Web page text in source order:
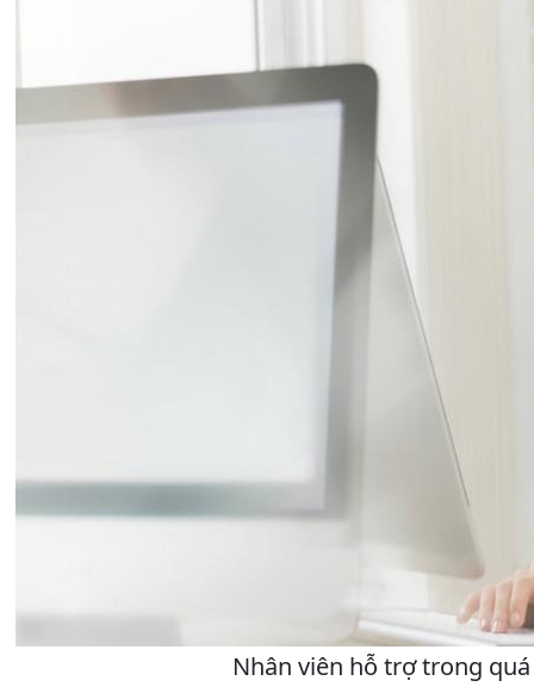
Nhân viên hỗ trợ trong